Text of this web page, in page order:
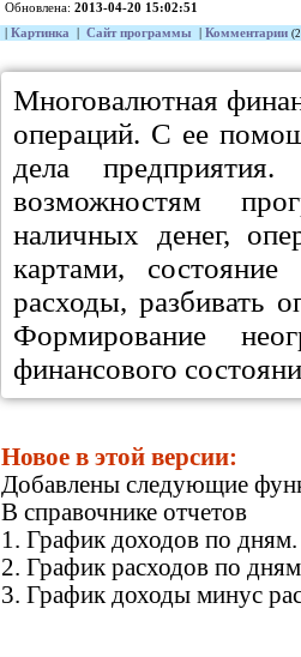
Обновлена: 2013-04-20 15:02:51
Картинка Сайт программы Комментарии
Многовалютная
операций. С ее
дела
возможностям
наличных денег,
картами,
расходы, разбивать
Формирование
финансового
Новое в этой версии:
Добавлены следующие
В справочнике отчетов
1. График доходов по дням.
2. График расходов по
3. График доходы минус